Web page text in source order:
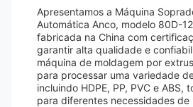
Apresentamos a Máquina
Automática Anco, modelo 80D-
fabricada na China com
garantir alta qualidade e
máquina de moldagem por
para processar uma variedade
incluindo HDPE, PP, PVC e ABS,
para diferentes necessidades de